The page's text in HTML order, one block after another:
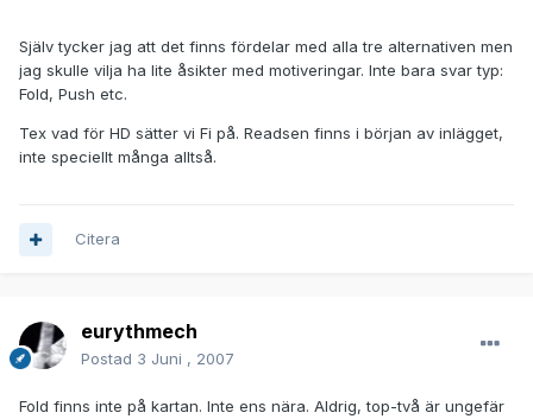
Själv tycker jag att det finns fördelar med alla tre alternativen men
jag skulle vilja ha lite åsikter med motiveringar. Inte bara svar typ:
Fold, Push etc.
Tex vad för HD sätter vi Fi på. Readsen finns i början av inlägget,
inte speciellt många alltså.
Citera
eurythmech
Postad 3 Juni , 2007
Fold finns inte på kartan. Inte ens nära. Aldrig, top-två är ungefär